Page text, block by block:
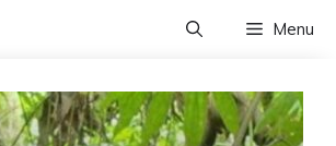
Menu